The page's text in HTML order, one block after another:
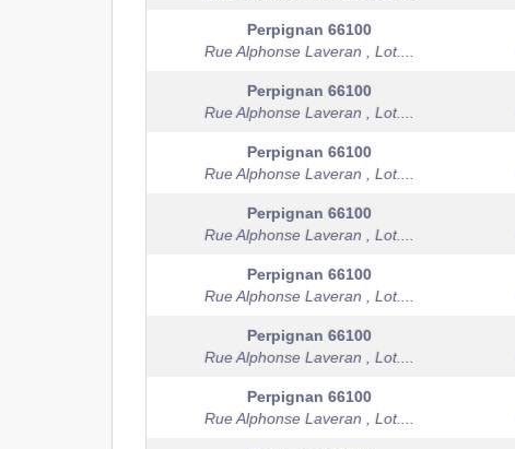
Perpignan 66100
Rue Alphonse Laveran , Lot....
Perpignan 66100
Rue Alphonse Laveran , Lot....
Perpignan 66100
Rue Alphonse Laveran , Lot....
Perpignan 66100
Rue Alphonse Laveran , Lot....
Perpignan 66100
Rue Alphonse Laveran , Lot....
Perpignan 66100
Rue Alphonse Laveran , Lot....
Perpignan 66100
Rue Alphonse Laveran , Lot....